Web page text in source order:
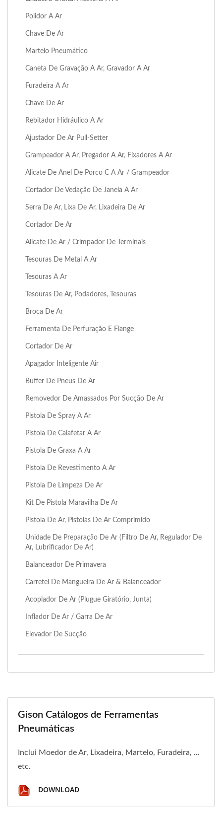
Polidor A Ar
Chave De Ar
Martelo Pneumático
Caneta De Gravação A Ar, Gravador A Ar
Furadeira A Ar
Chave De Ar
Rebitador Hidráulico A Ar
Ajustador De Ar Pull-Setter
Grampeador A Ar, Pregador A Ar, Fixadores A Ar
Alicate De Anel De Porco C A Ar / Grampeador
Cortador De Vedação De Janela A Ar
Serra De Ar, Lixa De Ar, Lixadeira De Ar
Cortador De Ar
Alicate De Ar / Crimpador De Terminais
Tesouras De Metal A Ar
Tesouras A Ar
Tesouras De Ar, Podadores, Tesouras
Broca De Ar
Ferramenta De Perfuração E Flange
Cortador De Ar
Apagador Inteligente Air
Buffer De Pneus De Ar
Removedor De Amassados Por Sucção De Ar
Pistola De Spray A Ar
Pistola De Calafetar A Ar
Pistola De Graxa A Ar
Pistola De Revestimento A Ar
Pistola De Limpeza De Ar
Kit De Pistola Maravilha De Ar
Pistola De Ar, Pistolas De Ar Comprimido
Unidade De Preparação De Ar (Filtro De Ar, Regulador De
Ar, Lubrificador De Ar)
Balanceador De Primavera
Carretel De Mangueira De Ar & Balanceador
Acoplador De Ar (Plugue Giratório, Junta)
Inflador De Ar / Garra De Ar
Elevador De Sucção
Gison Catálogos de Ferramentas
Pneumáticas
Inclui Moedor de Ar, Lixadeira, Martelo, Furadeira, ...
etc.
DOWNLOAD